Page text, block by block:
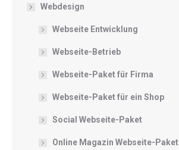
Webdesign
Webseite Entwicklung
Webseite-Betrieb
Webseite-Paket für Firma
Webseite-Paket für ein Shop
Social Webseite-Paket
Online Magazin Webseite-Paket